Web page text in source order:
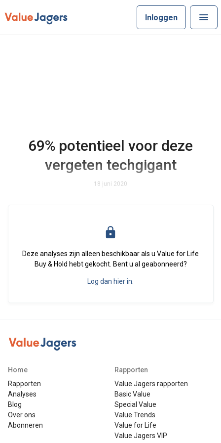
Inloggen
69% potentieel voor deze
vergeten techgigant
18 juni 2020
Deze analyses zijn alleen beschikbaar als u Value for Life
Buy & Hold hebt gekocht. Bent u al geabonneerd?
Log dan hier in.
Home
Rapporten
Analyses
Blog
Over ons
Abonneren
Rapporten
Value Jagers rapporten
Basic Value
Special Value
Value Trends
Value for Life
Value Jagers VIP